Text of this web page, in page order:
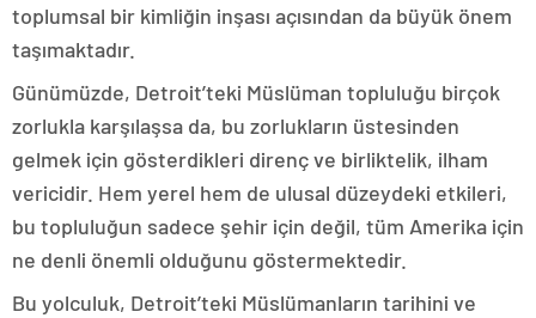
toplumsal bir kimliğin inşası açısından da büyük önem
taşımaktadır.
Günümüzde, Detroit’teki Müslüman topluluğu birçok
zorlukla karşılaşsa da, bu zorlukların üstesinden
gelmek için gösterdikleri direnç ve birliktelik, ilham
vericidir. Hem yerel hem de ulusal düzeydeki etkileri,
bu topluluğun sadece şehir için değil, tüm Amerika için
ne denli önemli olduğunu göstermektedir.
Bu yolculuk, Detroit’teki Müslümanların tarihini ve